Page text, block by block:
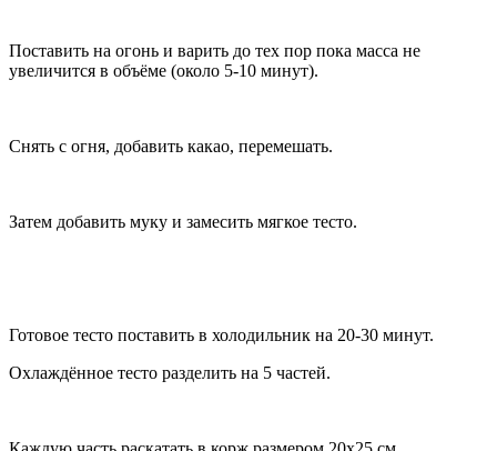
Поставить на огонь и варить до тех пор пока масса не
увеличится в объёме (около 5-10 минут).
Снять с огня, добавить какао, перемешать.
Затем добавить муку и замесить мягкое тесто.
Готовое тесто поставить в холодильник на 20-30 минут.
Охлаждённое тесто разделить на 5 частей.